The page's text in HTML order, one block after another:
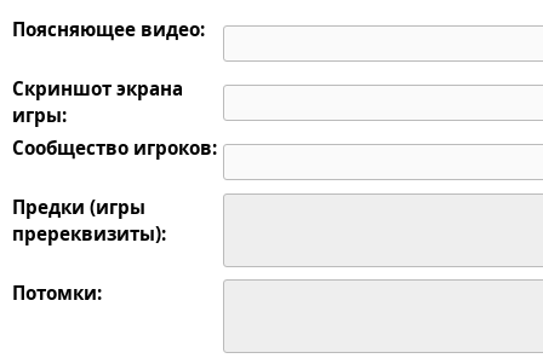
Поясняющее видео:
Скриншот экрана
игры:
Сообщество игроков:
Предки (игры
пререквизиты):
Потомки: